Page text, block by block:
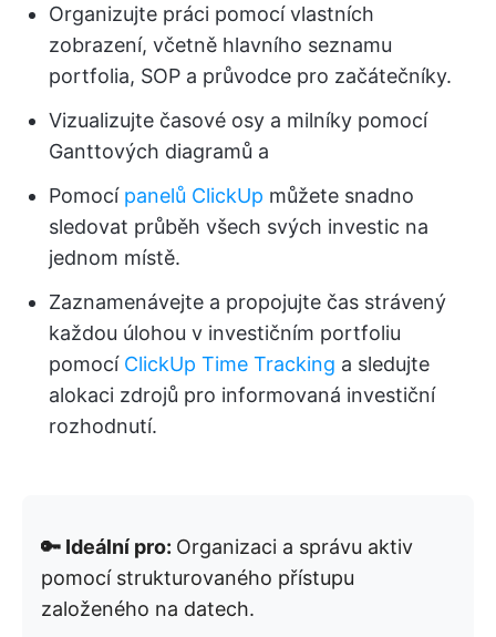
Organizujte práci pomocí vlastních
zobrazení, včetně hlavního seznamu
portfolia, SOP a průvodce pro začátečníky.
Vizualizujte časové osy a milníky pomocí
Ganttových diagramů a
Pomocí panelů ClickUp můžete snadno
sledovat průběh všech svých investic na
jednom místě.
Zaznamenávejte a propojujte čas strávený
každou úlohou v investičním portfoliu
pomocí ClickUp Time Tracking a sledujte
alokaci zdrojů pro informovaná investiční
rozhodnutí.
🔑 Ideální pro: Organizaci a správu aktiv
pomocí strukturovaného přístupu
založeného na datech.